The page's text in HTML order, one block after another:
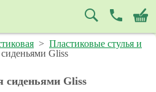
> Пластиковые стулья и
Gliss
сиденьями Gliss